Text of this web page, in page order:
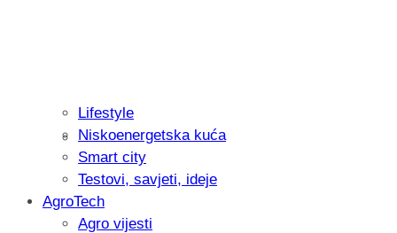
Isprobali smo: Thermostar
Lifestyle
Niskoenergetska kuća
Smart city
Testovi, savjeti, ideje
AgroTech
Agro vijesti